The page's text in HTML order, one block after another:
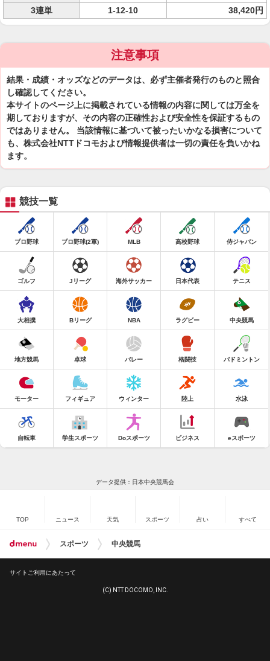
3連単
1-12-10 38,420円
注意事項
結果・成績・オッズなどのデータは、必ず主催者発行のものと照合
し確認してください。
本サイトのページ上に掲載されている情報の内容に関しては万全を
期しておりますが、その内容の正確性および安全性を保証するもの
ではありません。 当該情報に基づいて被ったいかなる損害について
も、株式会社NTTドコモおよび情報提供者は一切の責任を負いかね
ます。
競技一覧
プロ野球 プロ野球(2軍) MLB 高校野球 侍ジャパン
ゴルフ Jリーグ 海外サッカー 日本代表 テニス
大相撲 Bリーグ NBA ラグビー 中央競馬
地方競馬 卓球 バレー 格闘技 バドミントン
モーター フィギュア ウィンター 陸上 水泳
自転車 学生スポーツ Doスポーツ ビジネス eスポーツ
データ提供：日本中央競馬会
TOP ニュース 天気 スポーツ 占い すべて
スポーツ 中央競馬
サイトご利用にあたって
(C) NTT DOCOMO, INC.